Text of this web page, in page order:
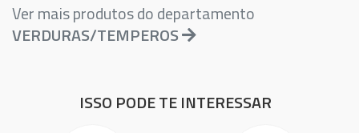
Ver mais produtos do departamento
VERDURAS/TEMPEROS
ISSO PODE TE INTERESSAR